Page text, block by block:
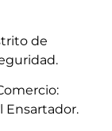
de
Ensartador.